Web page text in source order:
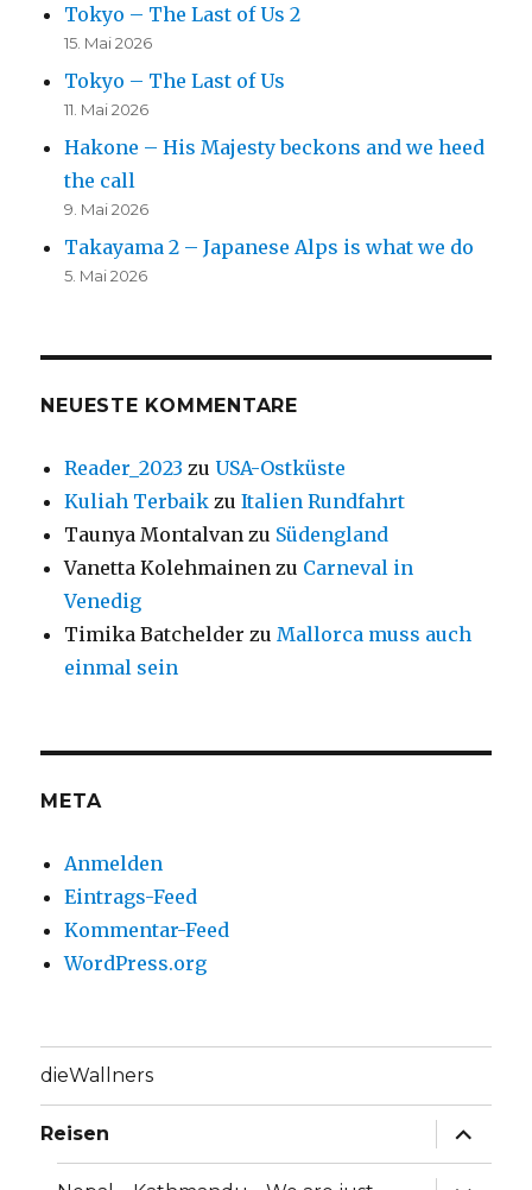
Tokyo – The Last of Us 2
15. Mai 2026
Tokyo – The Last of Us
11. Mai 2026
Hakone – His Majesty beckons and we heed
the call
9. Mai 2026
Takayama 2 – Japanese Alps is what we do
5. Mai 2026
NEUESTE KOMMENTARE
Reader_2023 zuUSA-Ostküste
Kuliah Terbaik zuItalien Rundfahrt
Taunya Montalvan zu Südengland
Vanetta Kolehmainen zu Carneval in
Venedig
Timika Batchelder zu Mallorca muss auch
einmal sein
META
Anmelden
Eintrags-Feed
Kommentar-Feed
WordPress.org
dieWallners
Reisen